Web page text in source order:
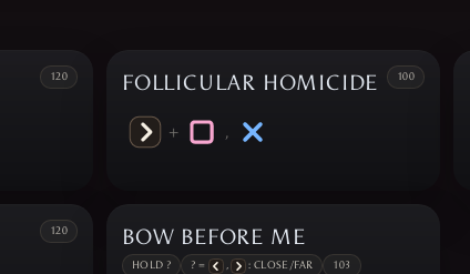
120 FOLLICULAR HOMICIDE 100
+ ,
120 BOW BEFORE ME
HOLD ? ? = , : CLOSE/FAR 103